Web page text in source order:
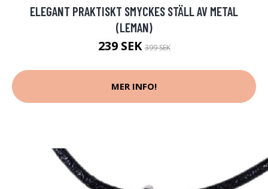
ELEGANT PRAKTISKT SMYCKES STÄLL AV METAL
(LEMAN)
239 SEK399 SEK
MER INFO!